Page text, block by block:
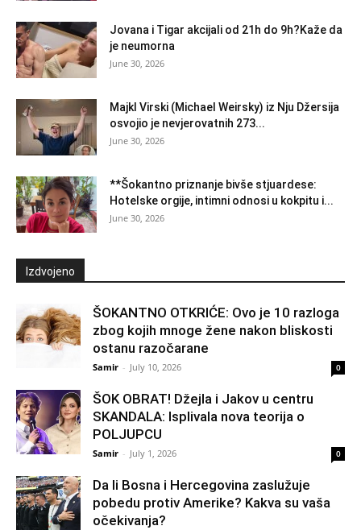
Jovana i Tigar akcijali od 21h do 9h?Kaže da
je neumorna
June 30, 2026
Majkl Virski (Michael Weirsky) iz Nju Džersija
osvojio je nevjerovatnih 273...
June 30, 2026
**Šokantno priznanje bivše stjuardese:
Hotelske orgije, intimni odnosi u kokpitu i...
June 30, 2026
Izdvojeno
ŠOKANTNO OTKRIĆE: Ovo je 10 razloga
zbog kojih mnoge žene nakon bliskosti
ostanu razočarane
Samir - July 10, 2026 0
ŠOK OBRAT! Džejla i Jakov u centru
SKANDALA: Isplivala nova teorija o
POLJUPCU
Samir - July 1, 2026 0
Da li Bosna i Hercegovina zaslužuje
pobedu protiv Amerike? Kakva su vaša
očekivanja?